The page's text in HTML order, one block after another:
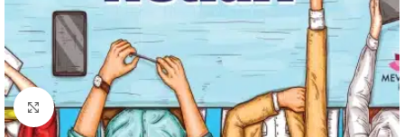
Büyütmek için tıklayın